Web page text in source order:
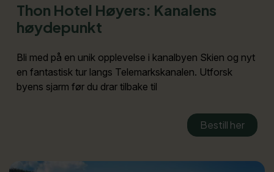
Thon Hotel Høyers: Kanalens
høydepunkt
Bli med på en unik opplevelse i kanalbyen Skien og nyt
en fantastisk tur langs Telemarkskanalen. Utforsk
byens sjarm før du drar tilbake til
Bestill her